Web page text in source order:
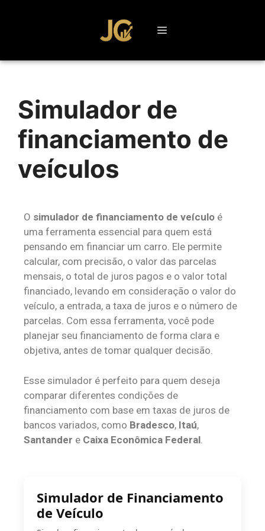
Simulador de
financiamento de
veículos
O simulador de financiamento de veículo é
uma ferramenta essencial para quem está
pensando em financiar um carro. Ele permite
calcular, com precisão, o valor das parcelas
mensais, o total de juros pagos e o valor total
financiado, levando em consideração o valor do
veículo, a entrada, a taxa de juros e o número de
parcelas. Com essa ferramenta, você pode
planejar seu financiamento de forma clara e
objetiva, antes de tomar qualquer decisão.
Esse simulador é perfeito para quem deseja
comparar diferentes condições de
financiamento com base em taxas de juros de
bancos variados, como Bradesco, Itaú,
Santander e Caixa Econômica Federal
Simulador de Financiamento
de Veículo